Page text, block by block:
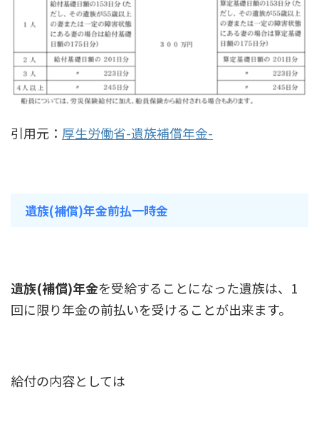
引用元： 厚生労働省-遺族補償年金-
遺族(補償)年金前払一時金
遺族(補償)年金を受給することになった遺族は、1
回に限り年金の前払いを受けることが出来ます。
給付の内容としては